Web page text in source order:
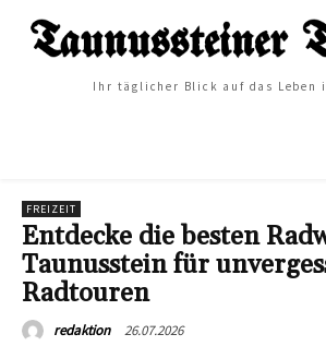
Ihr täglicher Blick auf das Leben
FREIZEIT
Entdecke die besten
Taunusstein für
Radtouren
redaktion 26.07.2026